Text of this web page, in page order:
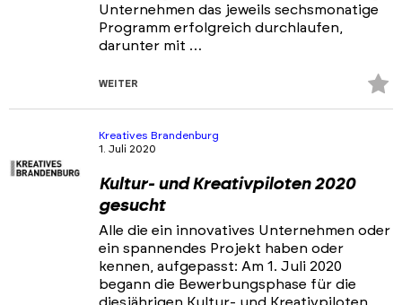
Unternehmen das jeweils sechsmonatige
Programm erfolgreich durchlaufen,
darunter mit …
WEITER
Kreatives Brandenburg
1. Juli 2020
Kultur- und Kreativpiloten 2020
gesucht
Alle die ein innovatives Unternehmen oder
ein spannendes Projekt haben oder
kennen, aufgepasst: Am 1. Juli 2020
begann die Bewerbungsphase für die